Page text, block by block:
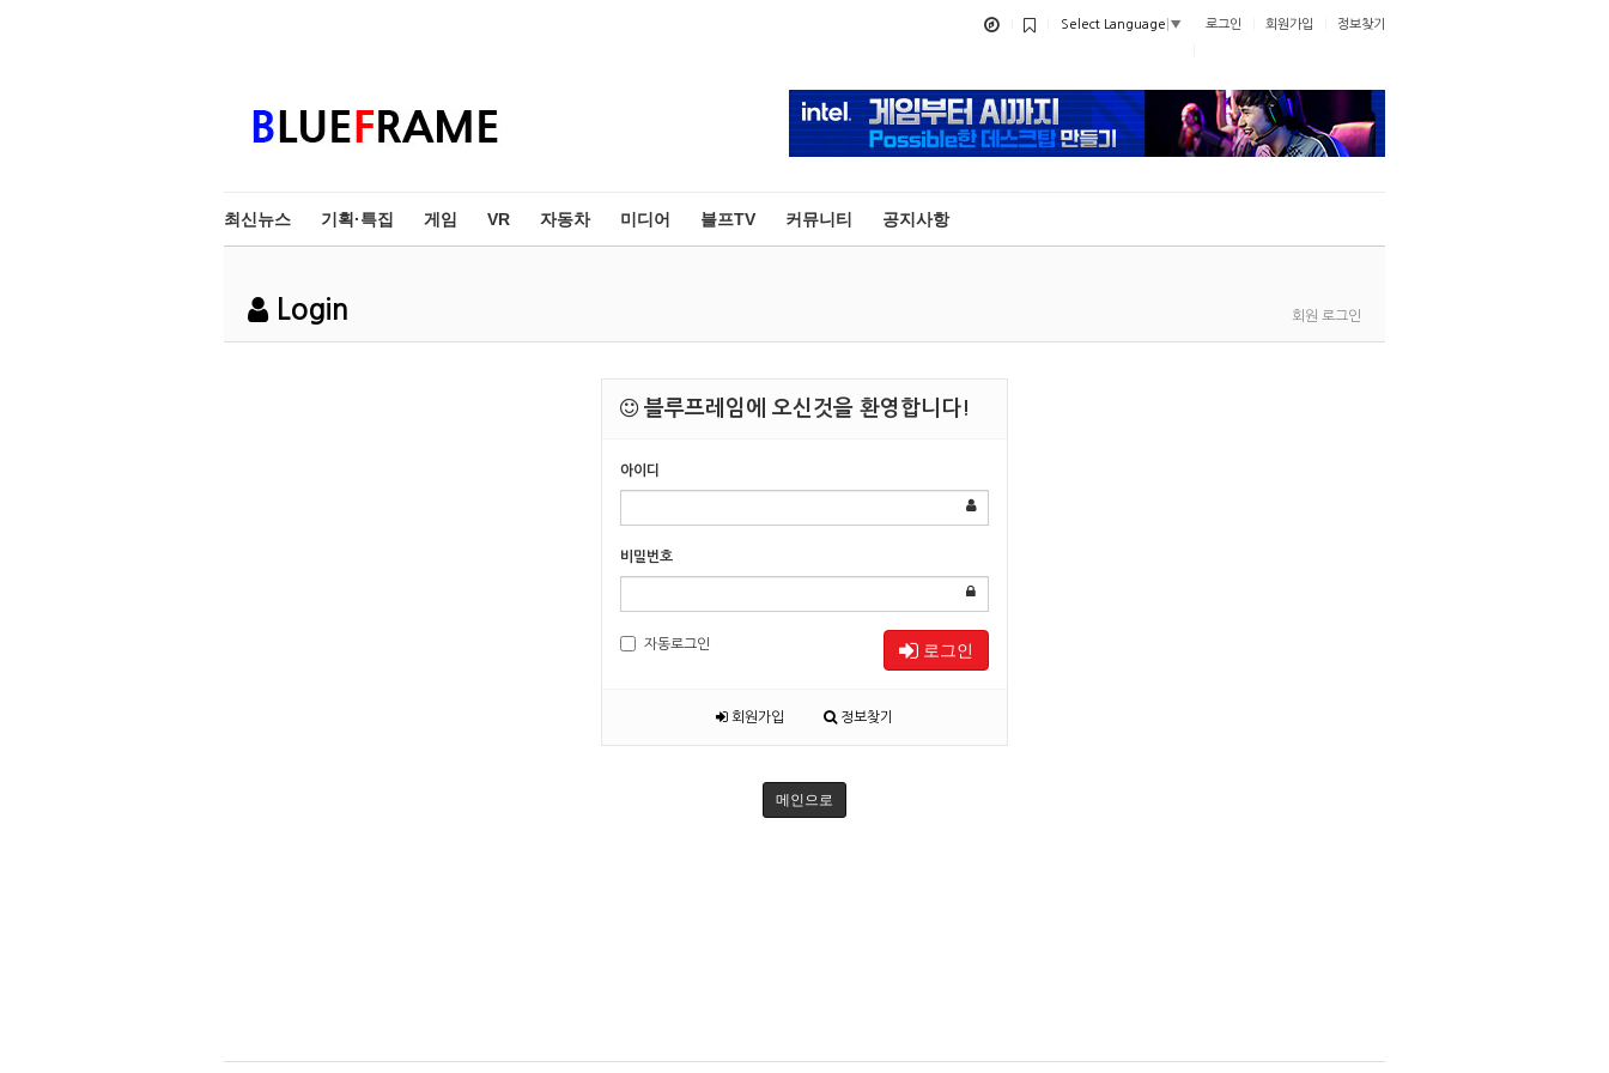
Select Language ▼ 로그인 회원가입 정보찾기
최신뉴스 기획·특집 게임 VR 자동차 미디어 블프TV 커뮤니티 공지사항
Login 회원 로그인
블루프레임에 오신것을 환영합니다!
아이디
비밀번호
자동로그인 로그인
회원가입 정보찾기
메인으로